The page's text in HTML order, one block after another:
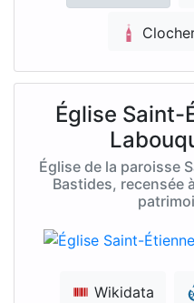
Église Saint-
Église de la paroisse
Bastides, recensée
Wikidata